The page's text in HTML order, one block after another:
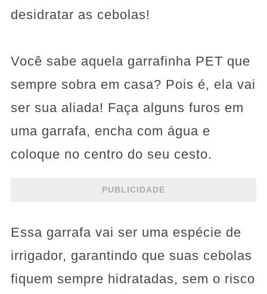
desidratar as cebolas!
Você sabe aquela garrafinha PET que
sempre sobra em casa? Pois é, ela vai
ser sua aliada! Faça alguns furos em
uma garrafa, encha com água e
coloque no centro do seu cesto.
PUBLICIDADE
Essa garrafa vai ser uma espécie de
irrigador, garantindo que suas cebolas
fiquem sempre hidratadas, sem o risco